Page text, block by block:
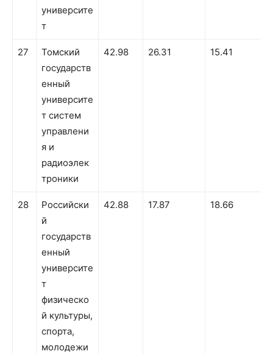
университе
т
27
Томский
государств
енный
университе
т систем
управлени
я и
радиоэлек
троники
42.98 26.31 15.41
28
Российски
й
государств
енный
университе
т
физическо
й культуры,
спорта,
молодежи
42.88 17.87 18.66